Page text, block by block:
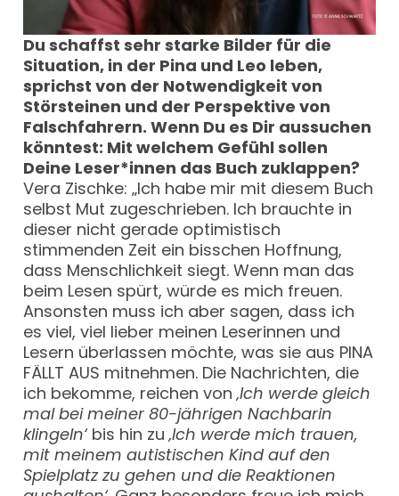
Du schaffst sehr starke Bilder für die
Situation, in der Pina und Leo leben,
sprichst von der Notwendigkeit von
Störsteinen und der Perspektive von
Falschfahrern. Wenn Du es Dir aussuchen
könntest: Mit welchem Gefühl sollen
Deine Leser*innen das Buch zuklappen?
Vera Zischke: „Ich habe mir mit diesem Buch
selbst Mut zugeschrieben. Ich brauchte in
dieser nicht gerade optimistisch
stimmenden Zeit ein bisschen Hoffnung,
dass Menschlichkeit siegt. Wenn man das
beim Lesen spürt, würde es mich freuen.
Ansonsten muss ich aber sagen, dass ich
es viel, viel lieber meinen Leserinnen und
Lesern überlassen möchte, was sie aus PINA
FÄLLT AUS mitnehmen. Die Nachrichten, die
ich bekomme, reichen von‚Ich werde gleich
mal bei meiner 80-jährigen Nachbarin
klingeln‘bis hin zu‚Ich werde mich trauen,
mit meinem autistischen Kind auf den
Spielplatz zu gehen und die Reaktionen